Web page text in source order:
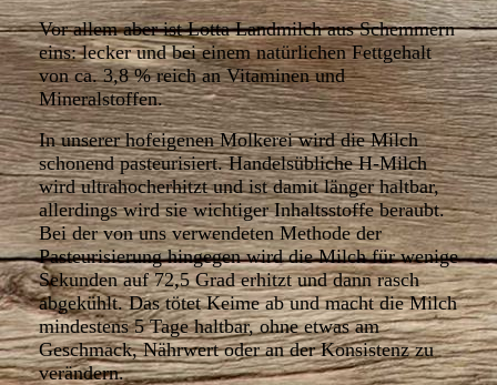
Vor allem aber ist Lotta Landmilch aus Schemmern
eins: lecker und bei einem natürlichen Fettgehalt
von ca. 3,8 % reich an Vitaminen und
Mineralstoffen.
In unserer hofeigenen Molkerei wird die Milch
schonend pasteurisiert. Handelsübliche H-Milch
wird ultrahocherhitzt und ist damit länger haltbar,
allerdings wird sie wichtiger Inhaltsstoffe beraubt.
Bei der von uns verwendeten Methode der
Pasteurisierung hingegen wird die Milch für wenige
Sekunden auf 72,5 Grad erhitzt und dann rasch
abgekühlt. Das tötet Keime ab und macht die Milch
mindestens 5 Tage haltbar, ohne etwas am
Geschmack, Nährwert oder an der Konsistenz zu
verändern.